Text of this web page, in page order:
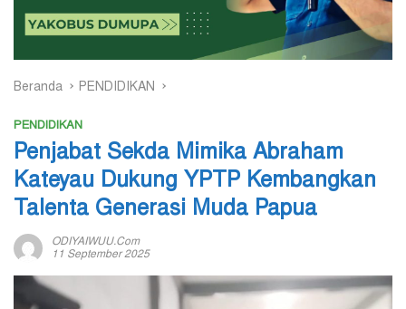
Beranda PENDIDIKAN
PENDIDIKAN
Penjabat Sekda Mimika Abraham
Kateyau Dukung YPTP Kembangkan
Talenta Generasi Muda Papua
ODIYAIWUU.com
11 September 2025